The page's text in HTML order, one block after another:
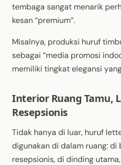
tembaga sangat menarik
kesan “premium”.
Misalnya, produksi huruf
sebagai “media promosi
memiliki tingkat elegansi
Interior Ruang Tamu,
Resepsionis
Tidak hanya di luar, huruf
digunakan di dalam ruang: di
resepsionis, di dinding